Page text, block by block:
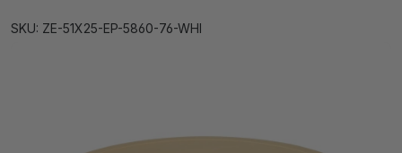
SKU: ZE-51X25-EP-5860-76-WHI